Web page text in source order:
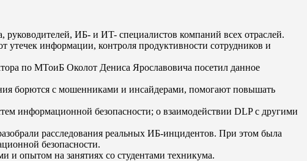
руководителей, ИБ- и ИT- специалистов компаний всех отраслей.
информации, контроля продуктивности сотрудников и
по МТоиБ Околот Дениса Ярославовича посетил данное
борются с мошенниками и инсайдерами, помогают повышать
информационной безопасности; о взаимодействии DLP с другими
расследования реальных ИБ-инцидентов. При этом была
безопасности.
и опытом на занятиях со студентами техникума.